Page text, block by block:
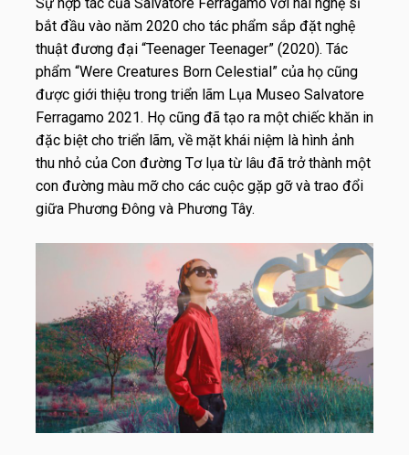
bắt đầu vào năm 2020 cho tác phẩm sắp đặt nghệ
thuật đương đại “Teenager Teenager” (2020). Tác
phẩm “Were Creatures Born Celestial” của họ cũng
được giới thiệu trong triển lãm Lụa Museo Salvatore
Ferragamo 2021. Họ cũng đã tạo ra một chiếc khăn in
đặc biệt cho triển lãm, về mặt khái niệm là hình ảnh
thu nhỏ của Con đường Tơ lụa từ lâu đã trở thành một
con đường màu mỡ cho các cuộc gặp gỡ và trao đổi
giữa Phương Đông và Phương Tây.